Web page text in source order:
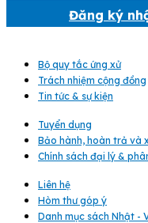
Đăng ký
Bộ quy tắc ứng xử
Trách nhiệm cộng đồng
Tin tức & sự kiện
Tuyển dụng
Bảo hành, hoàn trả và
Chính sách đại lý &
Liên hệ
Hòm thư góp ý
Danh mục sách Nhật -